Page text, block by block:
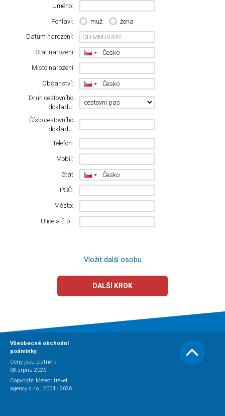
Jméno:
Pohlaví: muž žena
Datum narození:
Stát narození
Místo narození
Občanství:
Druh cestovního
dokladu:
Číslo cestovního
dokladu:
Telefon:
Mobil:
Stát
PSČ:
Město:
Ulice a č.p.:
Vložit další osobu
DALŠÍ KROK
Všeobecné obchodní
podmínky
Ceny jsou platné k
08.srpnu 2026
Copyright Meteor travel
agency s.r.o., 2004 - 2026